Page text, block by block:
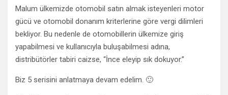
Malum ülkemizde otomobil satın almak isteyenleri motor
gücü ve otomobil donanım kriterlerine göre vergi dilimleri
bekliyor. Bu nedenle de otomobillerin ülkemize giriş
yapabilmesi ve kullanıcıyla buluşabilmesi adına,
distribütörler tabiri caizse, “İnce eleyip sık dokuyor.”
Biz 5 serisini anlatmaya devam edelim. 🙂